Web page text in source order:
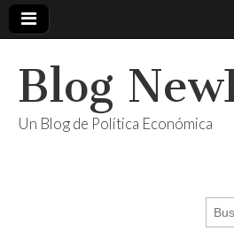
Blog
Un Blog de Política Económica